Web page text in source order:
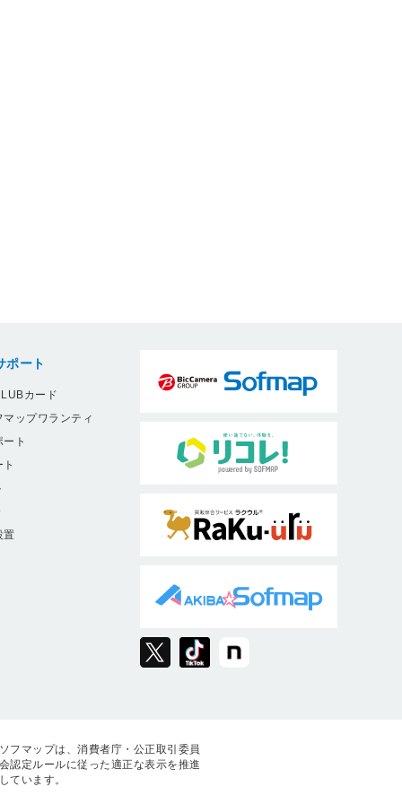
ポート
カード
ップワランティ
ト
置
ソフマップは、消費者庁・公正取引委員
会認定ルールに従った適正な表示を推進
しています。